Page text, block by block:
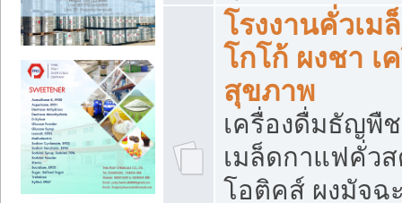
โรงงานคั่วเม
โกโก้ ผงชา เ
สุขภาพ
เครื่องดื่มธัญพื
เมล็ดกาแฟคั่ว
โอติคส์ ผงมัจฉ